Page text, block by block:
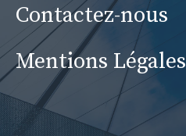
Contactez-nous
Mentions Légales